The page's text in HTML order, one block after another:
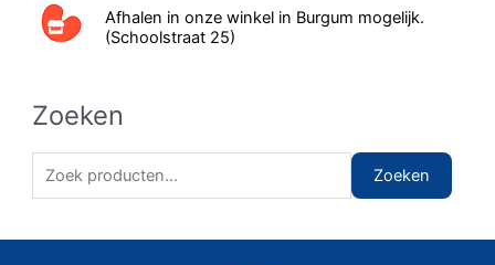
Afhalen in onze winkel in Burgum mogelijk.
(Schoolstraat 25)
Zoeken
o
Zoeken